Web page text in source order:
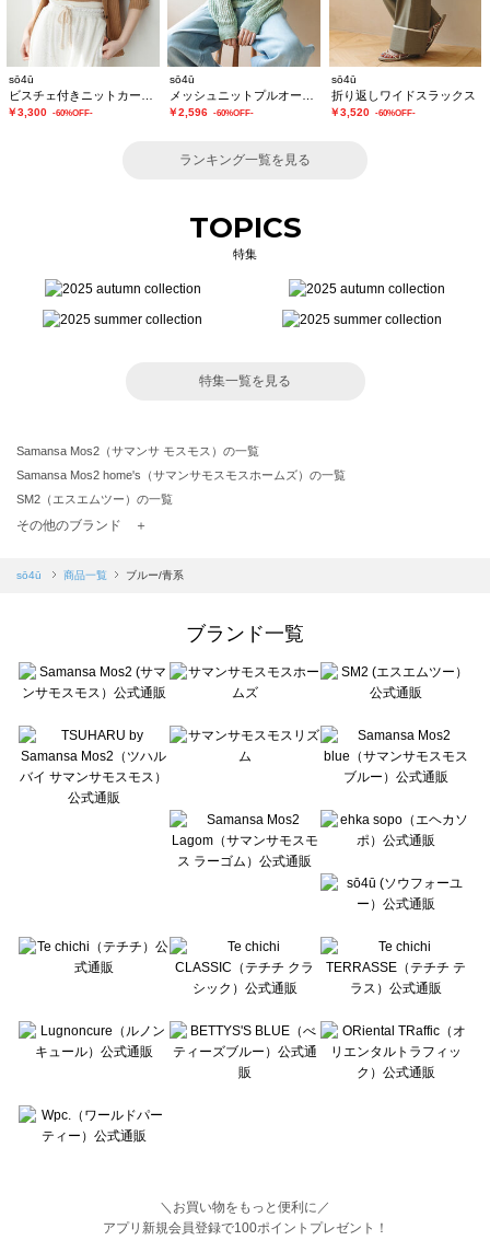
sō4ū
￥3,300 -60%OFF-
sō4ū
￥2,596 -60%OFF-
sō4ū
折り返しワイドスラックス
￥3,520 -60%OFF-
ランキング一覧を見る
TOPICS
特集
特集一覧を見る
Samansa Mos2（サマンサ モスモス）の一覧
Samansa Mos2 home's（サマンサモスモスホームズ）の一覧
SM2（エスエムツー）の一覧
TSUHARU by Samansa Mos2（ツハルバイサマンサモスモス）の一覧
Samansa Mos2 blue（サマンサモスモス ブルー）の一覧
Te chichi（テチチ）の一覧
Te chichi CLASSIC（テチチ クラシック）の一覧
Lugnoncure（ルノンキュール）の一覧
BETTY'S BLUE（べティーズブルー）の一覧
Wpc.（ワールドパーティー）の一覧
その他のブランド ＋
sō4ū 商品一覧 ブルー/青系
ブランド一覧
＼お買い物をもっと便利に／
アプリ新規会員登録で100ポイントプレゼント！